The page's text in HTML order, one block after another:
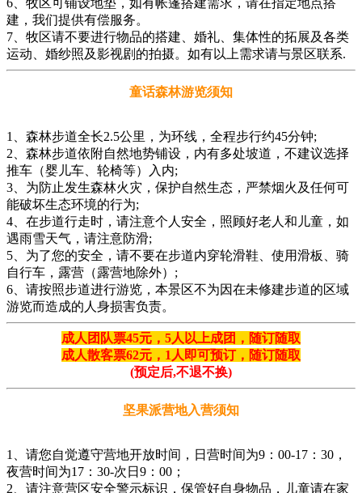
建，我们提供有偿服务。
7、牧区请不要进行物品的搭建、婚礼、集体性的拓展及各类
运动、婚纱照及影视剧的拍摄。如有以上需求请与景区联系.
童话森林游览须知
1、森林步道全长2.5公里，为环线，全程步行约45分钟;
2、森林步道依附自然地势铺设，内有多处坡道，不建议选择
推车（婴儿车、轮椅等）入内;
3、为防止发生森林火灾，保护自然生态，严禁烟火及任何可
能破坏生态环境的行为;
4、在步道行走时，请注意个人安全，照顾好老人和儿童，如
遇雨雪天气，请注意防滑;
5、为了您的安全，请不要在步道内穿轮滑鞋、使用滑板、骑
自行车，露营（露营地除外）;
6、请按照步道进行游览，本景区不为因在未修建步道的区域
游览而造成的人身损害负责。
成人团队票45元，5人以上成团，随订随取
成人散客票62元，1人即可预订，随订随取
(预定后,不退不换)
坚果派营地入营须知
1、请您自觉遵守营地开放时间，日营时间为9：00-17：30，
夜营时间为17：30-次日9：00；
2、请注意营区安全警示标识，保管好自身物品，儿童请在家